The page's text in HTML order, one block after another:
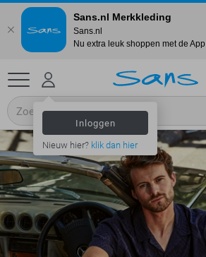
Inloggen
Nieuw hier? klik dan hier
Sans.nl Merkkleding
Sans.nl
Nu extra leuk shoppen met de App.